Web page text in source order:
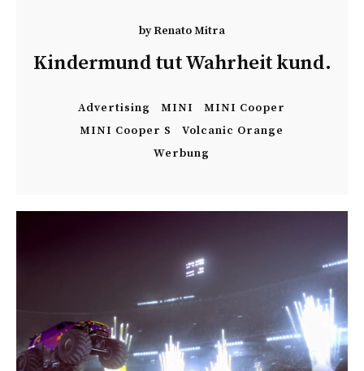
byRenato Mitra
Kindermund tut Wahrheit kund.
Advertising MINI
MINI Cooper
MINI Cooper S
Volcanic Orange
Werbung